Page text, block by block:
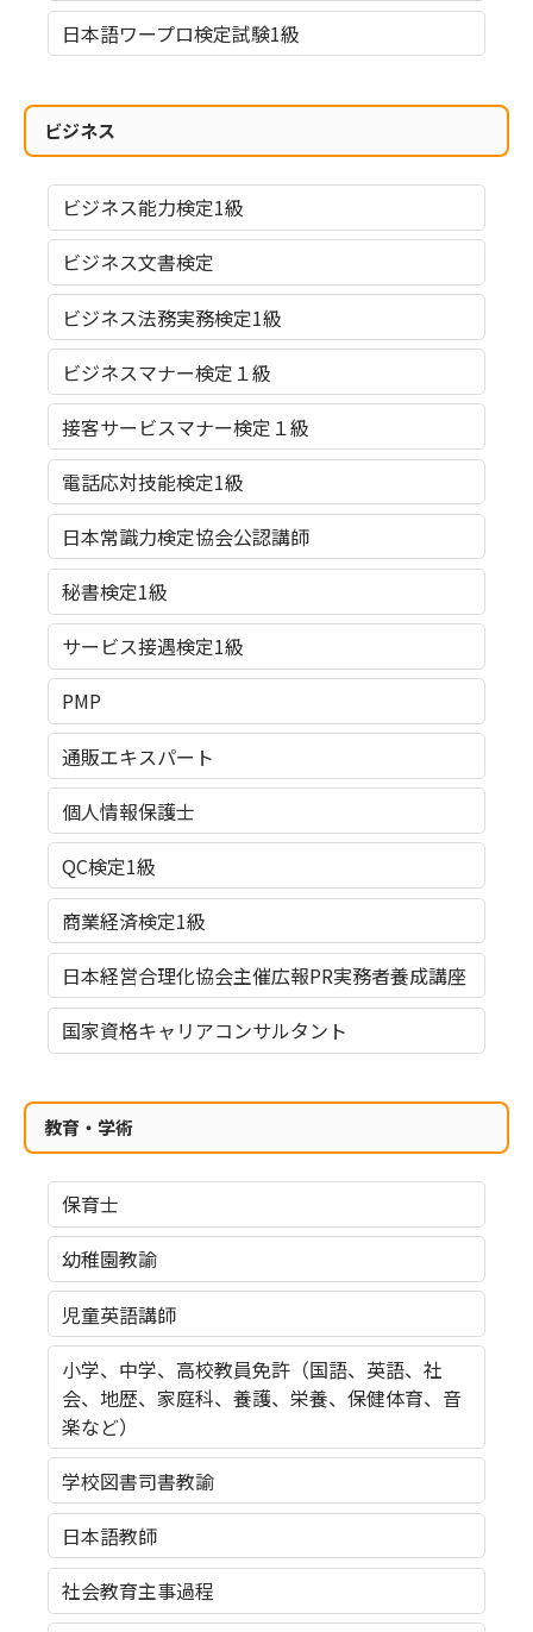
日本語ワープロ検定試験1級
ビジネス
ビジネス能力検定1級
ビジネス文書検定
ビジネス法務実務検定1級
ビジネスマナー検定１級
接客サービスマナー検定１級
電話応対技能検定1級
日本常識力検定協会公認講師
秘書検定1級
サービス接遇検定1級
PMP
通販エキスパート
個人情報保護士
QC検定1級
商業経済検定1級
日本経営合理化協会主催広報PR実務者養成講座
国家資格キャリアコンサルタント
教育・学術
保育士
幼稚園教諭
児童英語講師
小学、中学、高校教員免許（国語、英語、社
会、地歴、家庭科、養護、栄養、保健体育、音
楽など）
学校図書司書教諭
日本語教師
社会教育主事過程